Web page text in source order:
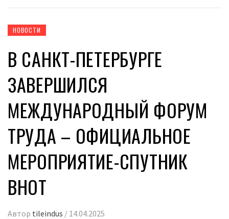
НОВОСТИ
В САНКТ-ПЕТЕРБУРГЕ
ЗАВЕРШИЛСЯ
МЕЖДУНАРОДНЫЙ ФОРУМ
ТРУДА – ОФИЦИАЛЬНОЕ
МЕРОПРИЯТИЕ-СПУТНИК
ВНОТ
Автор tileindus / 14.04.2025